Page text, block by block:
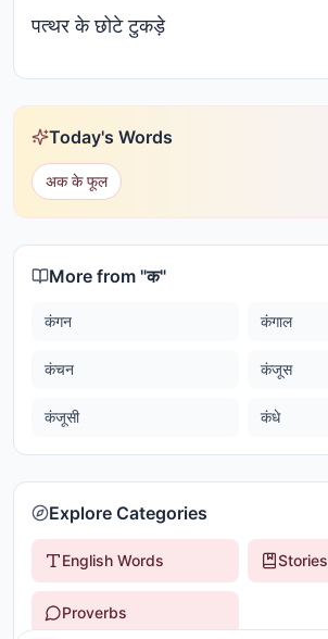
पत्थर के छोटे टुकड़े
Today's Words
अक के फूल
More from "क"
कंगन कंगाल
कंचन कंजूस
कंजूसी कंधे
Explore Categories
English Words Stories
Proverbs